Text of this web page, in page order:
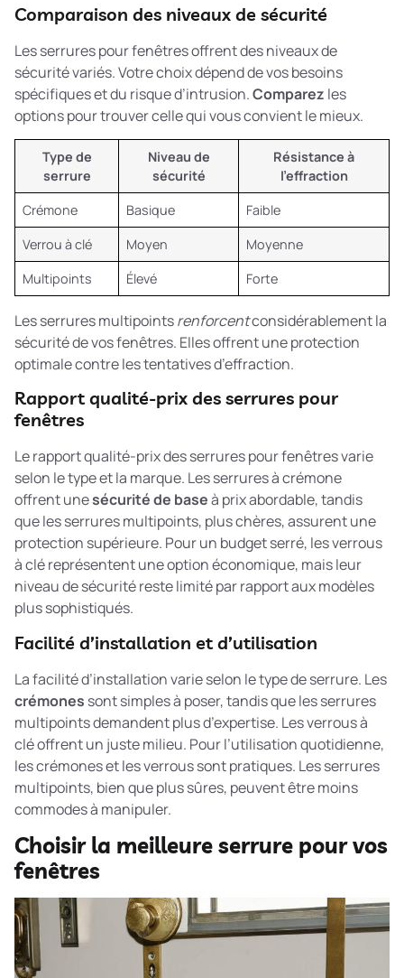
Comparaison des niveaux de sécurité
Les serrures pour fenêtres offrent des niveaux de
sécurité variés. Votre choix dépend de vos besoins
spécifiques et du risque d’intrusion.Comparez les
options pour trouver celle qui vous convient le mieux.
Type de
serrure
Niveau de
sécurité
Résistance à
l’effraction
Crémone
Basique
Faible
Verrou à clé
Moyen
Moyenne
Multipoints
Élevé Forte
Les serrures multipointsrenforcentconsidérablement la
sécurité de vos fenêtres. Elles offrent une protection
optimale contre les tentatives d’effraction.
Rapport qualité-prix des serrures pour
fenêtres
Le rapport qualité-prix des serrures pour fenêtres varie
selon le type et la marque. Les serrures à crémone
offrent unesécurité de baseà prix abordable, tandis
que les serrures multipoints, plus chères, assurent une
protection supérieure. Pour un budget serré, les verrous
à clé représentent une option économique, mais leur
niveau de sécurité reste limité par rapport aux modèles
plus sophistiqués.
Facilité d’installation et d’utilisation
La facilité d’installation varie selon le type de serrure. Les
crémones sont simples à poser, tandis que les serrures
multipoints demandent plus d’expertise. Les verrous à
clé offrent un juste milieu. Pour l’utilisation quotidienne,
les crémones et les verrous sont pratiques. Les serrures
multipoints, bien que plus sûres, peuvent être moins
commodes à manipuler.
Choisir la meilleure serrure pour vos
fenêtres